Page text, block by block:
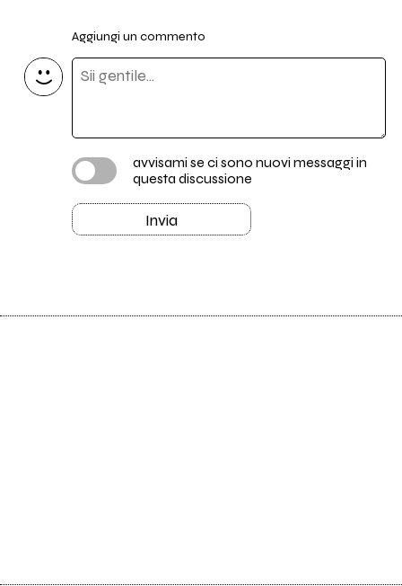
Aggiungi un commento
avvisami se ci sono nuovi messaggi in
questa discussione
Invia